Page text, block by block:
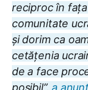
reciproc în
comunitate
și dorim ca
cetățenia
de a face
posibil”,a